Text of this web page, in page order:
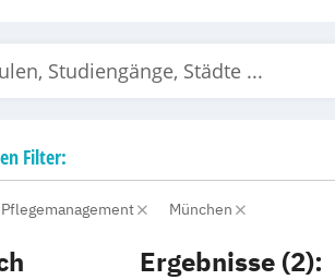
Filter:
Pflegemanagement München
Ergebnisse (2):